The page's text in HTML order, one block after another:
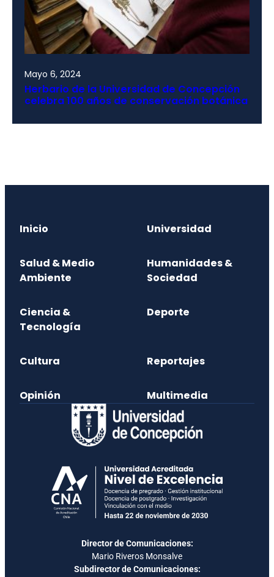
Mayo 6, 2024
Herbario de la Universidad de Concepción
celebra 100 años de conservación botánica
Inicio Universidad
Salud & Medio
Ambiente
Humanidades &
Sociedad
Ciencia &
Tecnología
Deporte
Cultura Reportajes
Opinión Multimedia
Director de Comunicaciones:
Mario Riveros Monsalve
Subdirector de Comunicaciones: